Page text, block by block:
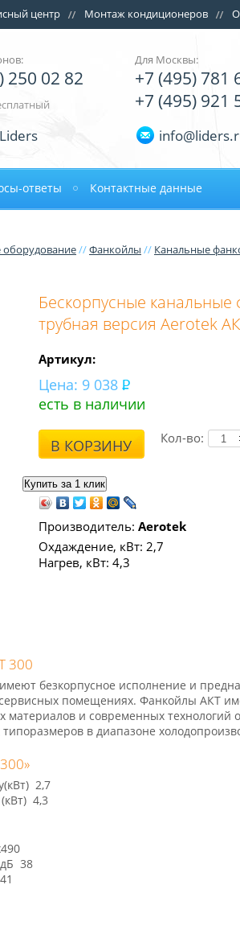
центр Монтаж кондиционеров
250 02 82
Для Москвы:
+7 (495) 781
+7 (495) 921
ответы Контактные данные
оборудование//Фанкойлы // Канальные
Бескорпусные канальные
трубная версия Aerotek
Артикул:
Цена: 9 038
есть в наличии
В КОРЗИНУ Кол-во:
Производитель: Aerotek
Охдаждение, кВт: 2,7
Нагрев, кВт: 4,3
300
безкорпусное исполнение и
помещениях. Фанкойлы АКТ
материалов и современных технологий
в диапазоне
2,7
4,3
38